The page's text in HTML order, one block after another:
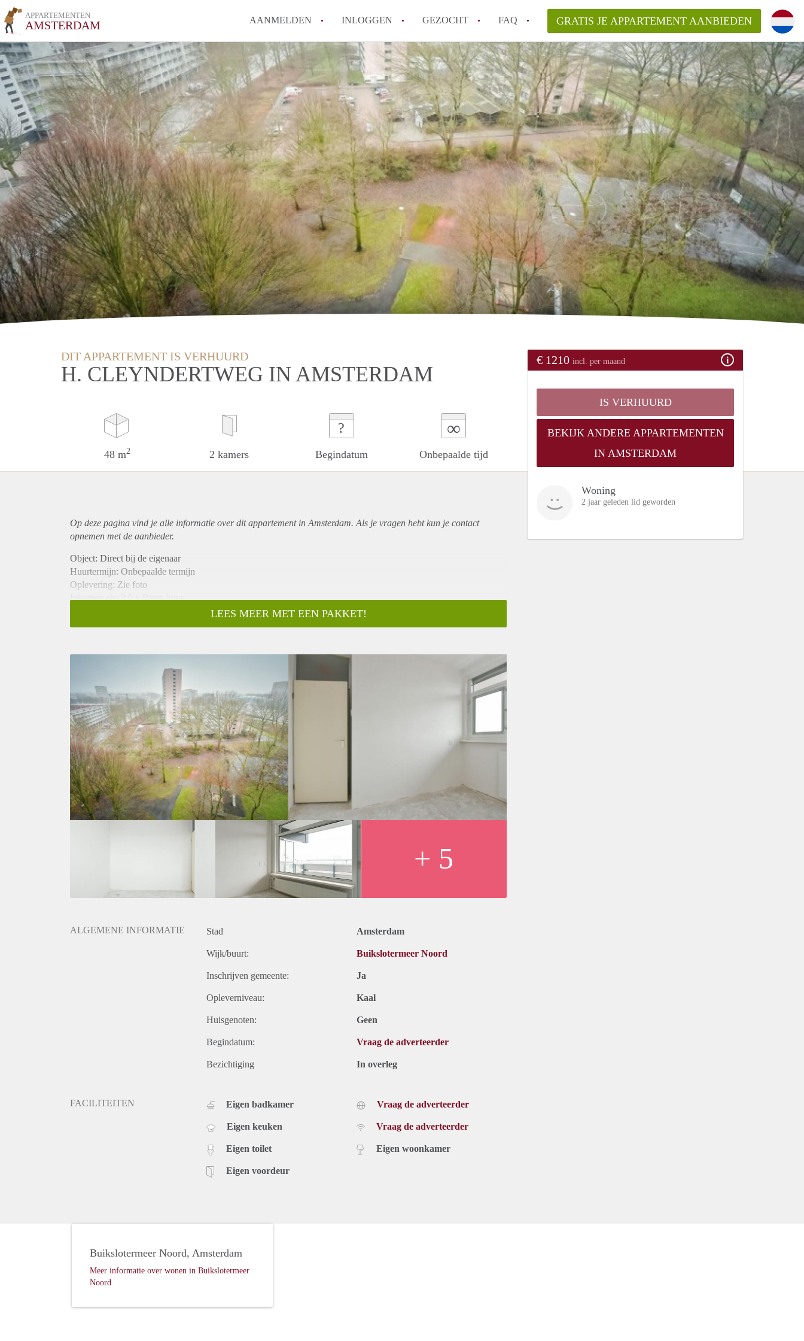
APPARTEMENTEN
AMSTERDAM AANMELDEN INLOGGEN GEZOCHT FAQ
Wat is de Wet Betaalbare Huur en wat betekent die voor mij als huurder in
Amsterdam?
Wat zijn de voordelen van het huren van een appartement in Amsterdam?
Hoe vind je een goedkoop appartement in Amsterdam?
Wat zijn de verplichtingen van een verhuurder van een huur appartement?
Kan je beter een appartement huren of kopen in Amsterdam?
Alle veelgestelde vragen
GRATIS JE APPARTEMENT AANBIEDEN
DIT APPARTEMENT IS VERHUURD
H. CLEYNDERTWEG IN AMSTERDAM
48 m2 2 kamers
?
Begindatum
∞
Onbepaalde tijd
€ 1210 incl. per maand
IS VERHUURD
BEKIJK ANDERE APPARTEMENTEN
IN AMSTERDAM
Woning
2 jaar geleden lid geworden
Op deze pagina vind je alle informatie over ditappartementin Amsterdam. Als je vragen hebt kun je contact
opnemen met de aanbieder.
Object: Direct bij de eigenaar
Huurtermijn: Onbepaalde termijn
Oplevering: Zie foto
Inkomen eis: 3,0 x Bruto huur
Borg: 1 Maand
Geschikt voor studenten: Afhankelijk van de Eigenaar
LEES MEER MET EEN PAKKET!
+ 5
ALGEMENE INFORMATIE Stad Amsterdam
Wijk/buurt: Buikslotermeer Noord
Inschrijven gemeente: Ja
Opleverniveau: Kaal
Huisgenoten: Geen
Begindatum: Vraag de adverteerder
Bezichtiging In overleg
FACILITEITEN Eigen badkamer
Eigen keuken
Eigen toilet
Eigen voordeur
Vraag de adverteerder
Vraag de adverteerder
Eigen woonkamer
Buikslotermeer Noord, Amsterdam
Meer informatie over wonen in Buikslotermeer
Noord